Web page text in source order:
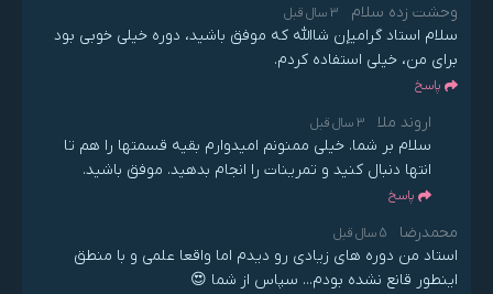
وحشت زده سلام 3 سال قبل
سلام استاد گرامیإن شاالله که موفق باشید، دوره خیلی خوبی بود
برای من، خیلی استفاده کردم.
پاسخ
اروند ملا 3 سال قبل
سلام بر شما. خیلی ممنونم امیدوارم بقیه قسمتها را هم تا
انتها دنبال کنید و تمرینات را انجام بدهید. موفق باشید.
پاسخ
محمدرضا 5 سال قبل
استاد من دوره های زیادی رو دیدم اما واقعا علمی و با منطق
اینطور قانع نشده بودم... سپاس از شما 😍